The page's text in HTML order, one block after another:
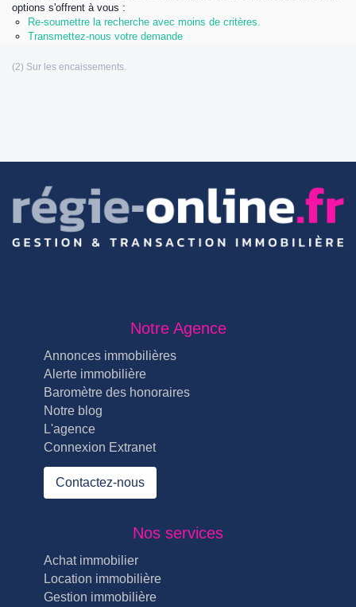
options s'offrent à vous :
Re-soumettre la recherche avec moins de critères.
Transmettez-nous votre demande
Notre Agence
Annonces immobilières
Alerte immobilière
Baromètre des honoraires
Notre blog
L'agence
Connexion Extranet
Contactez-nous
Nos services
Achat immobilier
Location immobilière
Gestion immobilière